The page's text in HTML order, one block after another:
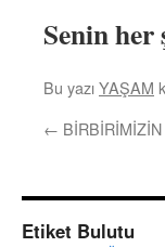
Senin her
Bu yazıYAŞAM
←
Etiket Bulutu